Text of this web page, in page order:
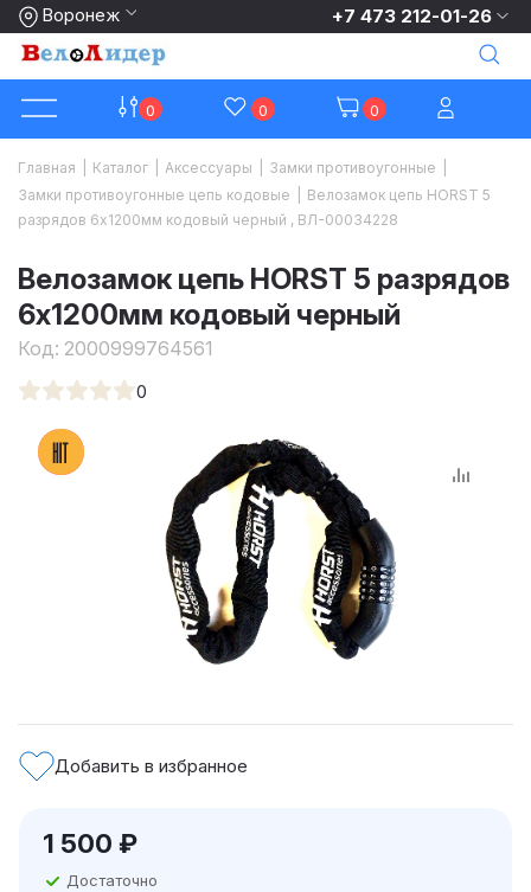
Воронеж +7 473 212-01-26
0 0 0
Главная Каталог Аксессуары Замки противоугонные
Замки противоугонные цепь кодовые
Велозамок цепь HORST 5
разрядов 6х1200мм кодовый черный , ВЛ-00034228
Велозамок цепь HORST 5 разрядов
6х1200мм кодовый черный
Код: 2000999764561
0
Добавить в избранное
1 500 ₽
Достаточно